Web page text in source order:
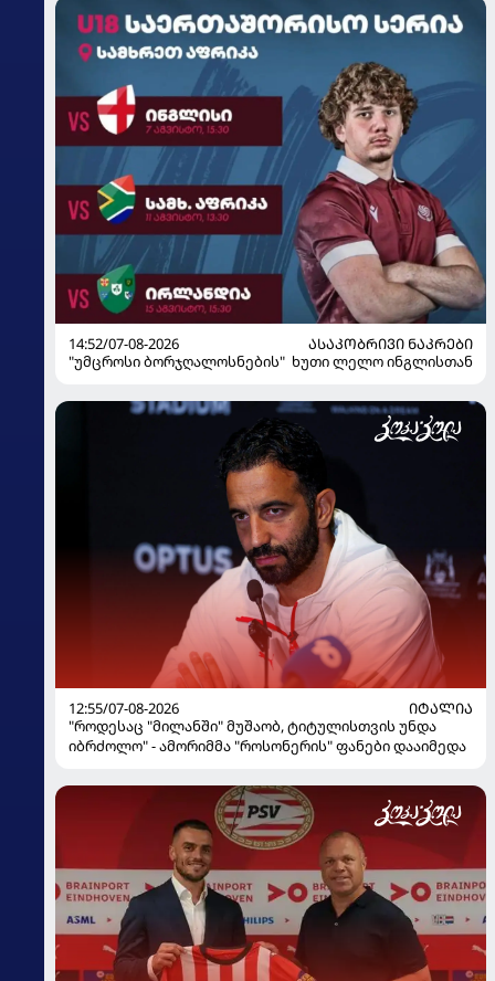
14:52/07-08-2026
ᲐᲡᲐᲙᲝᲑᲠᲘᲕᲘ ᲜᲐᲙᲠᲔᲑᲘ
"უმცროსი ბორჯღალოსნების" ხუთი ლელო ინგლისთან
12:55/07-08-2026
ᲘᲢᲐᲚᲘᲐ
"როდესაც "მილანში" მუშაობ, ტიტულისთვის უნდა
იბრძოლო" - ამორიმმა "როსონერის" ფანები დააიმედა